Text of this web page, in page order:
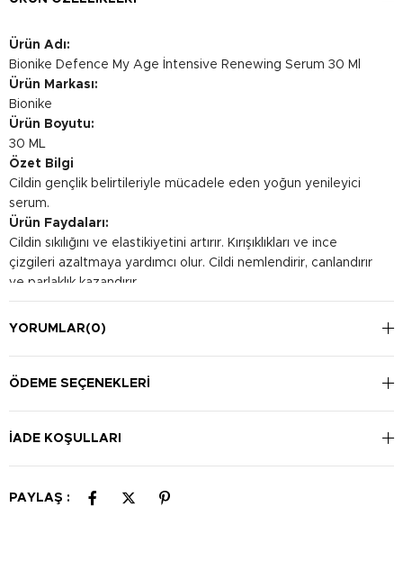
Ürün Adı:
Bionike Defence My Age İntensive Renewing Serum 30 Ml
Ürün Markası:
Bionike
Ürün Boyutu:
30 ML
Özet Bilgi
Cildin gençlik belirtileriyle mücadele eden yoğun yenileyici
serum.
Ürün Faydaları:
Cildin sıkılığını ve elastikiyetini artırır. Kırışıklıkları ve ince
çizgileri azaltmaya yardımcı olur. Cildi nemlendirir, canlandırır
ve parlaklık kazandırır.
Kullanım Şekli:
Temizlenmiş cilde, sabah ve akşam olmak üzere günde bir
Ardından günlük bakım rutininize devam edin.
YORUMLAR(0)
ÖDEME SEÇENEKLERI
İADE KOŞULLARI
PAYLAŞ :